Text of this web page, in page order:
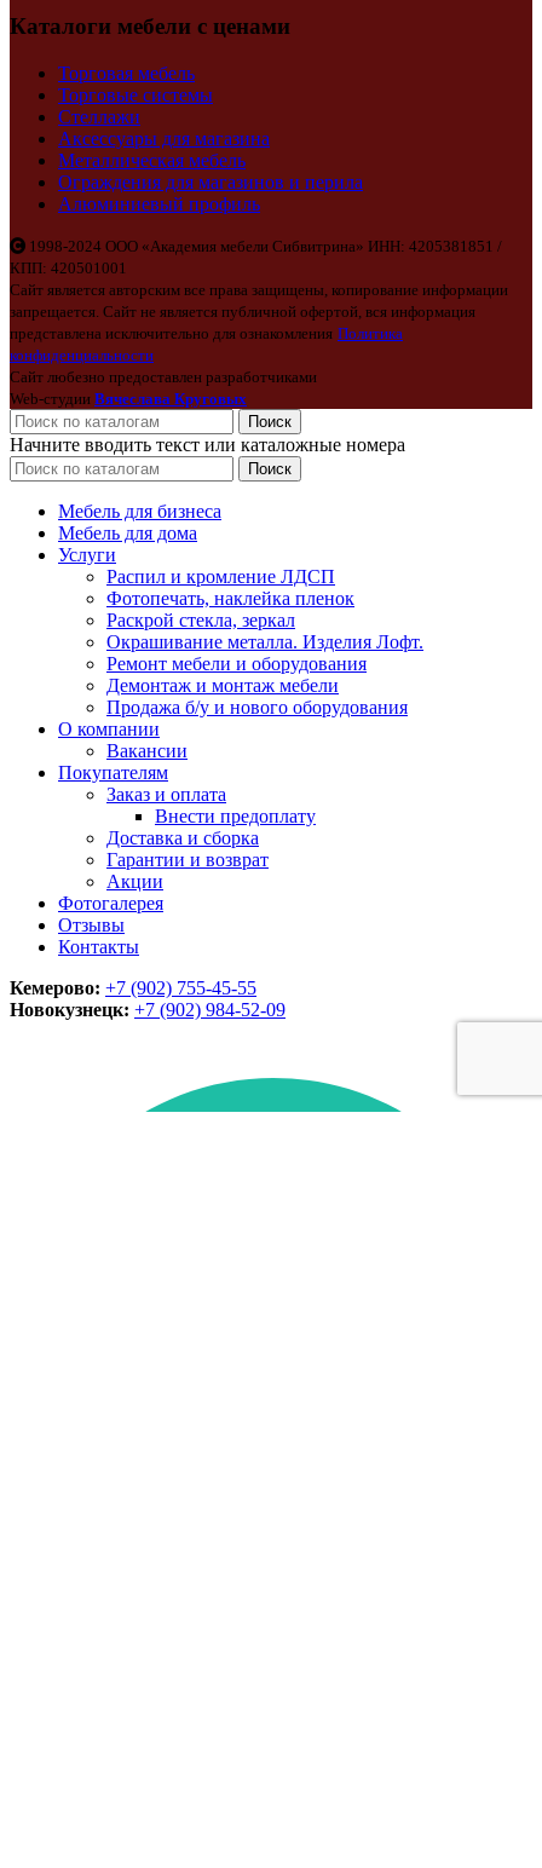
Каталоги мебели с ценами
Торговая мебель
Торговые системы
Стеллажи
Аксессуары для магазина
Металлическая мебель
Ограждения для магазинов и перила
Алюминиевый профиль
1998-2024 ООО «Академия мебели Сибвитрина» ИНН: 4205381851 /
КПП: 420501001
Сайт является авторским все права защищены, копирование информации
запрещается. Сайт не является публичной офертой, вся информация
представлена исключительно для ознакомления Политика
конфиденциальности
Сайт любезно предоставлен разработчиками
Web-студии Вячеслава Круговых
Поиск
Начните вводить текст или каталожные номера
Поиск
Мебель для бизнеса
Мебель для дома
Услуги
Распил и кромление ЛДСП
Фотопечать, наклейка пленок
Раскрой стекла, зеркал
Окрашивание металла. Изделия Лофт.
Ремонт мебели и оборудования
Демонтаж и монтаж мебели
Продажа б/у и нового оборудования
О компании
Вакансии
Покупателям
Заказ и оплата
Внести предоплату
Доставка и сборка
Гарантии и возврат
Акции
Фотогалерея
Отзывы
Контакты
Кемерово: +7 (902) 755-45-55
Новокузнецк: +7 (902) 984-52-09